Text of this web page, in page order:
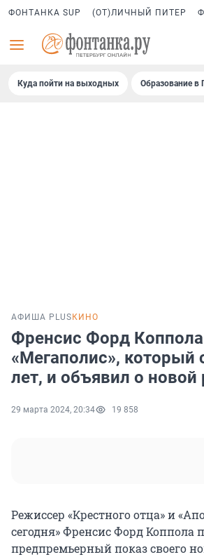
ФОНТАНКА SUP (ОТ)ЛИЧНЫЙ ПИТЕР
Куда пойти на выходных Образование в
АФИША PLUS КИНО
Френсис Форд
«Мегаполис», который
лет, и объявил о новой
29 марта 2024, 20:34 19 858
Режиссер «Крестного отца» и
сегодня» Френсис Форд Коппола
предпремьерный показ своего